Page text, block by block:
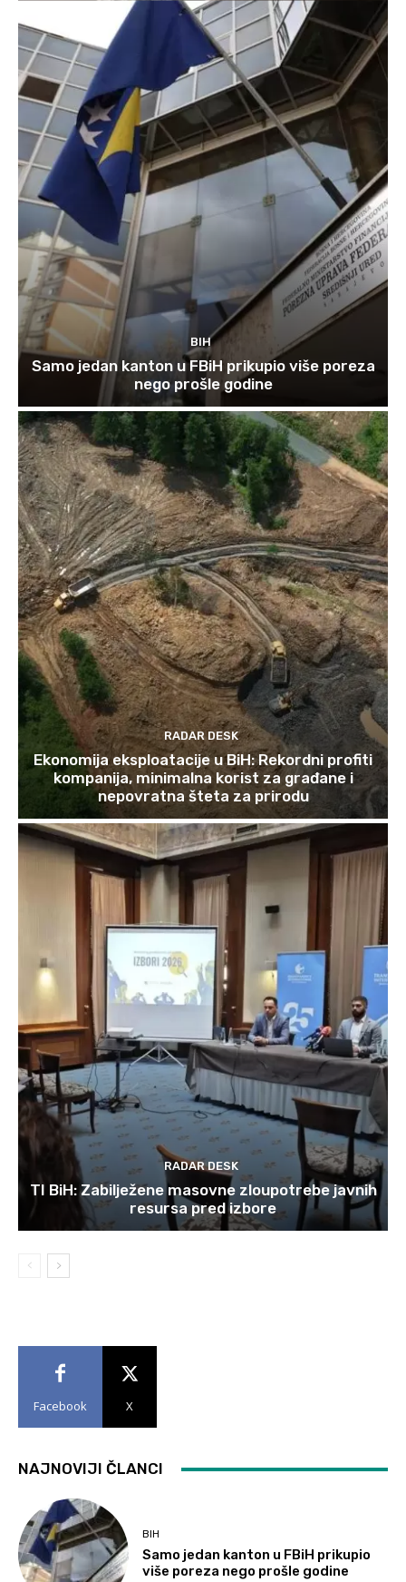
BIH
Samo jedan kanton u FBiH prikupio više poreza
nego prošle godine
RADAR DESK
Ekonomija eksploatacije u BiH: Rekordni profiti
kompanija, minimalna korist za građane i
nepovratna šteta za prirodu
RADAR DESK
TI BiH: Zabilježene masovne zloupotrebe javnih
resursa pred izbore
Facebook X
NAJNOVIJI ČLANCI
BIH
Samo jedan kanton u FBiH prikupio
više poreza nego prošle godine